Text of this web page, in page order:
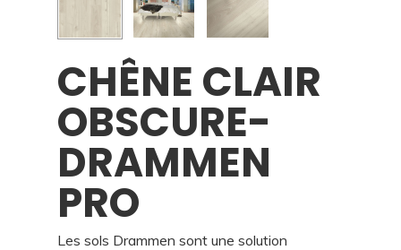
CHÊNE CLAIR
OBSCURE-
DRAMMEN
PRO
Les sols Drammen sont une solution